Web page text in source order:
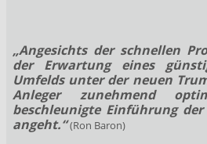
„Angesichts der schnellen
der Erwartung eines
Umfelds unter der neuen
Anleger zunehmend
beschleunigte Einführung
angeht.“ (Ron Baron)